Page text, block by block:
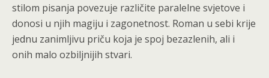
stilom pisanja povezuje različite paralelne svjetove i
donosi u njih magiju i zagonetnost. Roman u sebi krije
jednu zanimljivu priču koja je spoj bezazlenih, ali i
onih malo ozbiljnijih stvari.